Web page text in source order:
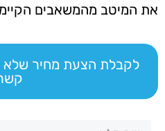
את המיטב מהמשאבים
לקבלת הצעת מחיר שלא